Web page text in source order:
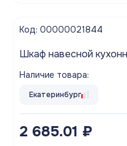
Код: 00000021844
Шкаф навесной
Наличие товара:
Екатеринбург
2 685.01 ₽